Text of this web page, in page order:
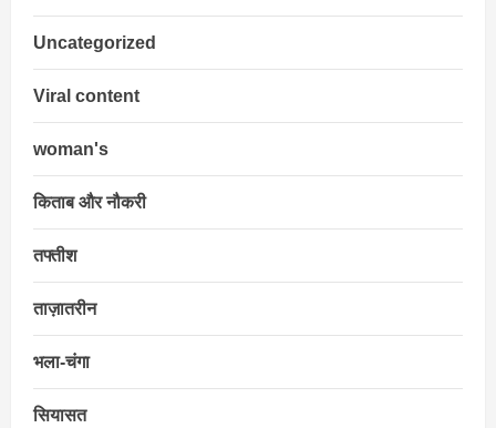
Uncategorized
Viral content
woman's
किताब और नौकरी
तफ्तीश
ताज़ातरीन
भला-चंगा
सियासत